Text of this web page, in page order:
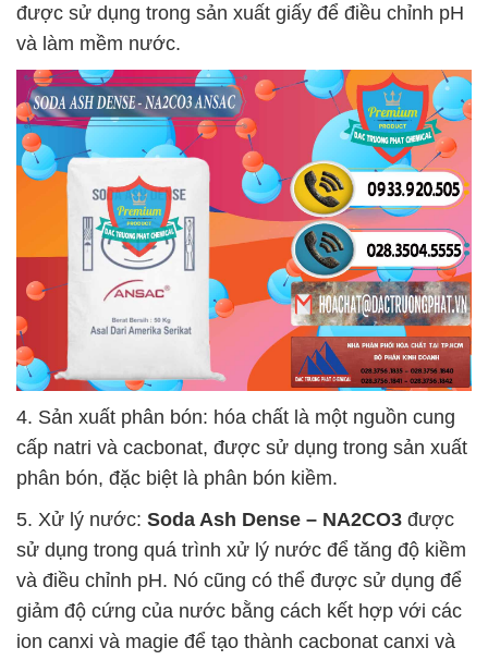
được sử dụng trong sản xuất giấy để điều chỉnh pH
và làm mềm nước.
4. Sản xuất phân bón: hóa chất là một nguồn cung
cấp natri và cacbonat, được sử dụng trong sản xuất
phân bón, đặc biệt là phân bón kiềm.
5. Xử lý nước: Soda Ash Dense – NA2CO3 được
sử dụng trong quá trình xử lý nước để tăng độ kiềm
và điều chỉnh pH. Nó cũng có thể được sử dụng để
giảm độ cứng của nước bằng cách kết hợp với các
ion canxi và magie để tạo thành cacbonat canxi và